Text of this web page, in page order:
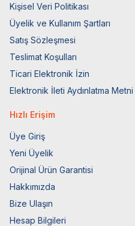
Kişisel Veri Politikası
Üyelik ve Kullanım Şartları
Satış Sözleşmesi
Teslimat Koşulları
Ticari Elektronik İzin
Elektronik İleti Aydınlatma Metni
Hızlı Erişim
Üye Giriş
Yeni Üyelik
Orijinal Ürün Garantisi
Hakkımızda
Bize Ulaşın
Hesap Bilgileri